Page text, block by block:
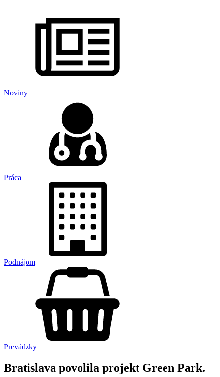
Noviny
Práca
Podnájom
Prevádzky
Bratislava povolila projekt Green Park.